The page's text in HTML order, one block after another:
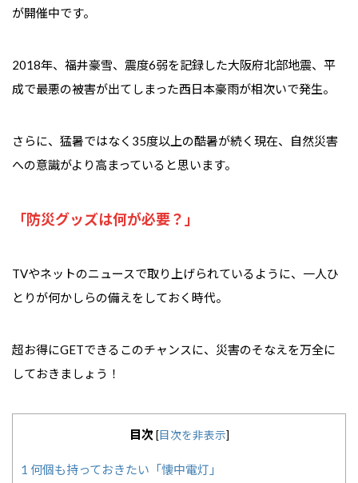
が開催中です。
2018年、福井豪雪、震度6弱を記録した大阪府北部地震、平
成で最悪の被害が出てしまった西日本豪雨が相次いで発生。
さらに、猛暑ではなく35度以上の酷暑が続く現在、自然災害
への意識がより高まっていると思います。
「防災グッズは何が必要？」
TVやネットのニュースで取り上げられているように、一人ひ
とりが何かしらの備えをしておく時代。
超お得にGETできるこのチャンスに、災害のそなえを万全に
しておきましょう！
目次 [目次を非表示]
1 何個も持っておきたい「懐中電灯」